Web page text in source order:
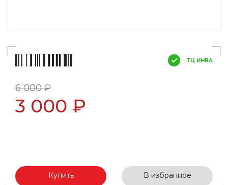
ТЦ ИНВА
6 000 ₽
3 000 ₽
Купить В избранное